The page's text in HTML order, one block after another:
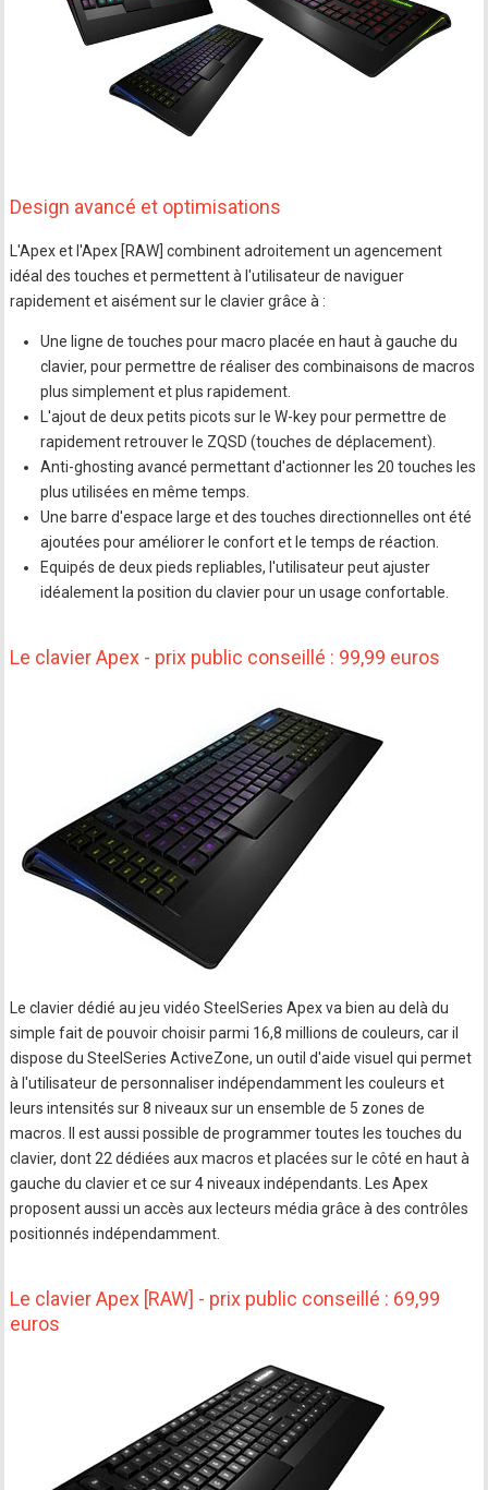
Design avancé et optimisations
L'Apex et l'Apex [RAW] combinent adroitement un agencement
idéal des touches et permettent à l'utilisateur de naviguer
rapidement et aisément sur le clavier grâce à :
Une ligne de touches pour macro placée en haut à gauche du
clavier, pour permettre de réaliser des combinaisons de macros
plus simplement et plus rapidement.
L'ajout de deux petits picots sur le W-key pour permettre de
rapidement retrouver le ZQSD (touches de déplacement).
Anti-ghosting avancé permettant d'actionner les 20 touches les
plus utilisées en même temps.
Une barre d'espace large et des touches directionnelles ont été
ajoutées pour améliorer le confort et le temps de réaction.
Equipés de deux pieds repliables, l'utilisateur peut ajuster
idéalement la position du clavier pour un usage confortable.
Le clavier Apex - prix public conseillé : 99,99 euros
Le clavier dédié au jeu vidéo SteelSeries Apex va bien au delà du
simple fait de pouvoir choisir parmi 16,8 millions de couleurs, car il
dispose du SteelSeries ActiveZone, un outil d'aide visuel qui permet
à l'utilisateur de personnaliser indépendamment les couleurs et
leurs intensités sur 8 niveaux sur un ensemble de 5 zones de
macros. Il est aussi possible de programmer toutes les touches du
clavier, dont 22 dédiées aux macros et placées sur le côté en haut à
gauche du clavier et ce sur 4 niveaux indépendants. Les Apex
proposent aussi un accès aux lecteurs média grâce à des contrôles
positionnés indépendamment.
Le clavier Apex [RAW] - prix public conseillé : 69,99
euros